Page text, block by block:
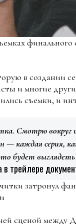
финального
в создании
и многие
съемки, и
Смотрю
каждая серия,
будет выглядеть
в трейлере
затронул
сценой между